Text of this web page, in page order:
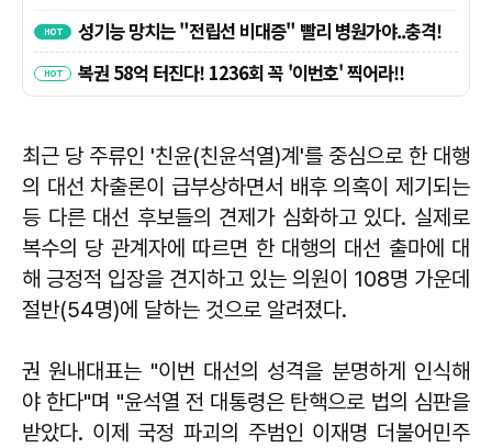
최근 당 주류인 '친윤(친윤석열)계'를 중심으로 한 대행
의 대선 차출론이 급부상하면서 배후 의혹이 제기되는
등 다른 대선 후보들의 견제가 심화하고 있다. 실제로
복수의 당 관계자에 따르면 한 대행의 대선 출마에 대
해 긍정적 입장을 견지하고 있는 의원이 108명 가운데
절반(54명)에 달하는 것으로 알려졌다.
권 원내대표는 "이번 대선의 성격을 분명하게 인식해
야 한다"며 "윤석열 전 대통령은 탄핵으로 법의 심판을
받았다. 이제 국정 파괴의 주범인 이재명 더불어민주